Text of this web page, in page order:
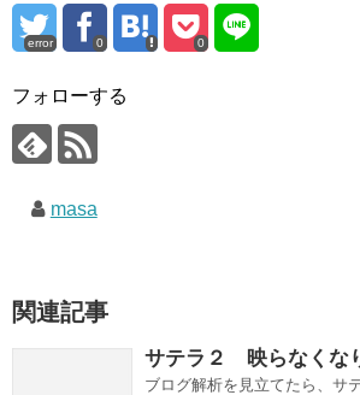
error 0 0
フォローする
masa
関連記事
サテラ２ 映らなくな
ブログ解析を見立てたら、サ